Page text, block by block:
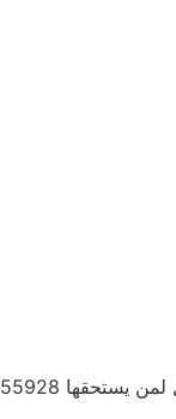
0033756755928